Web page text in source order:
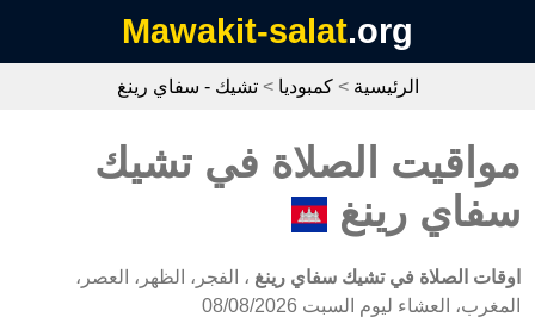
Mawakit-salat.org
الرئيسية > كمبوديا > تشيك - سفاي رينغ
مواقيت الصلاة في تشيك
سفاي رينغ
اوقات الصلاة في تشيك سفاي رينغ ، الفجر، الظهر، العصر،
المغرب، العشاء ليوم السبت 08/08/2026